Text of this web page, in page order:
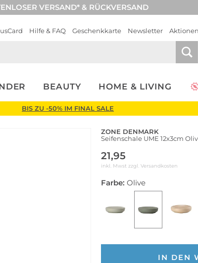
VERSAND* & RÜCKVERSAND
Hilfe & FAQ Geschenkkarte Newsletter Aktionen
BEAUTY HOME & LIVING
BIS ZU -50% IM FINAL SALE
ZONE DENMARK
Seifenschale UME 12x3cm
21,95
inkl. Mwst zzgl. Versandkosten
Farbe: Olive
IN DEN